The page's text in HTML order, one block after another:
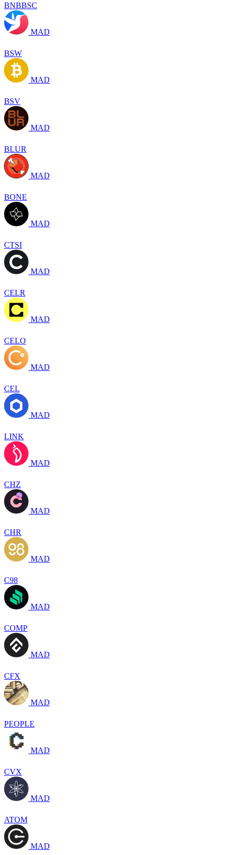
BNBBSC
MAD
BSW
MAD
BSV
MAD
BLUR
MAD
BONE
MAD
CTSI
MAD
CELR
MAD
CELO
MAD
CEL
MAD
LINK
MAD
CHZ
MAD
CHR
MAD
C98
MAD
COMP
MAD
CFX
MAD
PEOPLE
MAD
CVX
MAD
ATOM
MAD